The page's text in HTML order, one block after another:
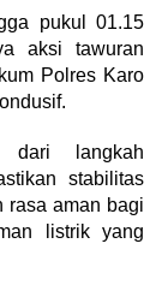
pukul 01.15
aksi tawuran
Polres Karo
dari langkah
stabilitas
rasa aman bagi
listrik yang